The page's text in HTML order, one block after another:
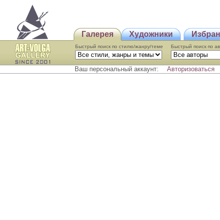
Галерея Художники
Быстрый поиск по стилю/жанру/теме Быстрый поиcк по
Ваш персональный аккаунт: Авторизоваться